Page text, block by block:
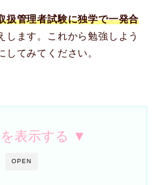
扱管理者試験に独学で一発合
します。これから勉強しよう
してみてください。
OPEN
表示する ▼